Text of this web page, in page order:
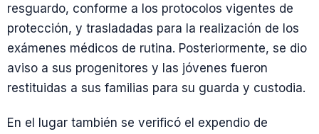
resguardo, conforme a los protocolos vigentes de
protección, y trasladadas para la realización de los
exámenes médicos de rutina. Posteriormente, se dio
aviso a sus progenitores y las jóvenes fueron
restituidas a sus familias para su guarda y custodia.
En el lugar también se verificó el expendio de